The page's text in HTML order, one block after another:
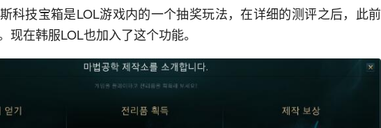
科技宝箱是LOL游戏内的一个抽奖玩法，在详细的测评之后，此前
现在韩服LOL也加入了这个功能。